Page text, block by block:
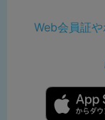
Web会員証